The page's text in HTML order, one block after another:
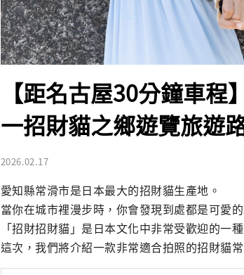
【距名古屋30分鐘車
一招財貓之鄉遊覽旅遊
2026.02.17
愛知縣常滑市是日本最大的招財貓生產地。
當你在城市裡漫步時，你會發現到處都是可愛的
「招財招財貓」是日本文化中非常受歡迎的一
這次，我們將介紹一款非常適合拍照的招財貓